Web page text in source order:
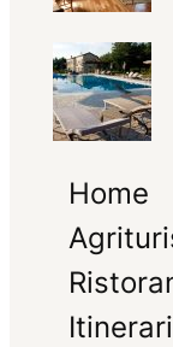
Home
Itinerari